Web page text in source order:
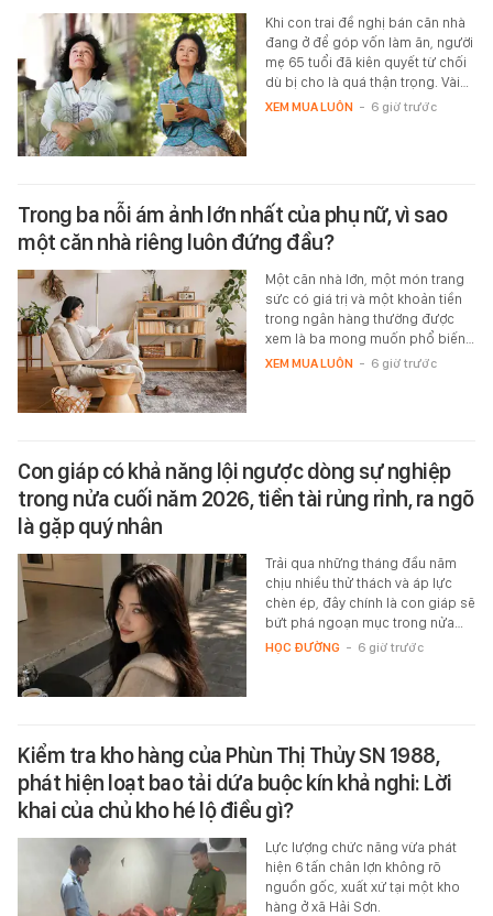
Khi con trai đề nghị bán căn nhà
đang ở để góp vốn làm ăn, người
mẹ 65 tuổi đã kiên quyết từ chối
dù bị cho là quá thận trọng. Vài…
XEM MUA LUÔN - 6 giờ trước
Trong ba nỗi ám ảnh lớn nhất của phụ nữ, vì sao
một căn nhà riêng luôn đứng đầu?
Một căn nhà lớn, một món trang
sức có giá trị và một khoản tiền
trong ngân hàng thường được
xem là ba mong muốn phổ biến…
XEM MUA LUÔN - 6 giờ trước
Con giáp có khả năng lội ngược dòng sự nghiệp
trong nửa cuối năm 2026, tiền tài rủng rỉnh, ra ngõ
là gặp quý nhân
Trải qua những tháng đầu năm
chịu nhiều thử thách và áp lực
chèn ép, đây chính là con giáp sẽ
bứt phá ngoạn mục trong nửa…
HỌC ĐƯỜNG - 6 giờ trước
Kiểm tra kho hàng của Phùn Thị Thủy SN 1988,
phát hiện loạt bao tải dứa buộc kín khả nghi: Lời
khai của chủ kho hé lộ điều gì?
Lực lượng chức năng vừa phát
hiện 6 tấn chân lợn không rõ
nguồn gốc, xuất xứ tại một kho
hàng ở xã Hải Sơn.